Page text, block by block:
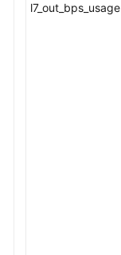
l7_out_bps_usage